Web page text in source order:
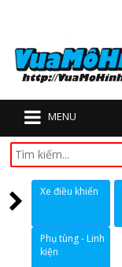
MENU
Xe điều khiển
Phụ tùng - Linh
kiện